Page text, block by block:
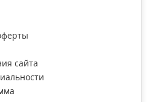
сайта